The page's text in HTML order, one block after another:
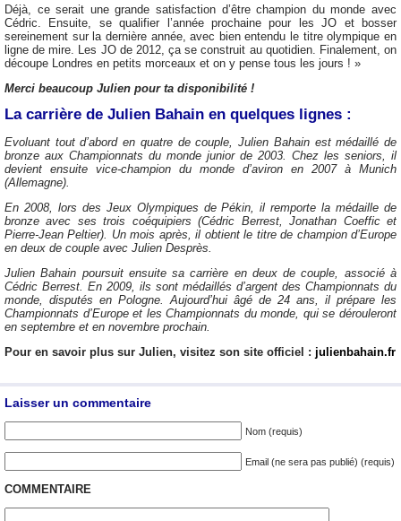
Déjà, ce serait une grande satisfaction d’être champion du monde avec
Cédric. Ensuite, se qualifier l’année prochaine pour les JO et bosser
sereinement sur la dernière année, avec bien entendu le titre olympique en
ligne de mire. Les JO de 2012, ça se construit au quotidien. Finalement, on
découpe Londres en petits morceaux et on y pense tous les jours ! »
Merci beaucoup Julien pour ta disponibilité !
La carrière de Julien Bahain en quelques lignes :
Evoluant tout d’abord en quatre de couple, Julien Bahain est médaillé de
bronze aux Championnats du monde junior de 2003. Chez les seniors, il
devient ensuite vice-champion du monde d’aviron en 2007 à Munich
(Allemagne).
En 2008, lors des Jeux Olympiques de Pékin, il remporte la médaille de
bronze avec ses trois coéquipiers (Cédric Berrest, Jonathan Coeffic et
Pierre-Jean Peltier). Un mois après, il obtient le titre de champion d’Europe
en deux de couple avec Julien Desprès.
Julien Bahain poursuit ensuite sa carrière en deux de couple, associé à
Cédric Berrest. En 2009, ils sont médaillés d’argent des Championnats du
monde, disputés en Pologne. Aujourd’hui âgé de 24 ans, il prépare les
Championnats d’Europe et les Championnats du monde, qui se dérouleront
en septembre et en novembre prochain.
Pour en savoir plus sur Julien, visitez son site officiel : julienbahain.fr
Laisser un commentaire
Nom (requis)
Email (ne sera pas publié) (requis)
COMMENTAIRE